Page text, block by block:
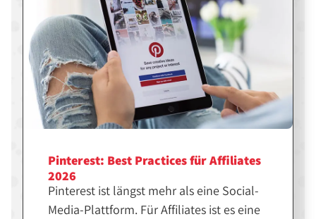
Pinterest: Best Practices für Affiliates
2026
Pinterest ist längst mehr als eine Social-
Media-Plattform. Für Affiliates ist es eine